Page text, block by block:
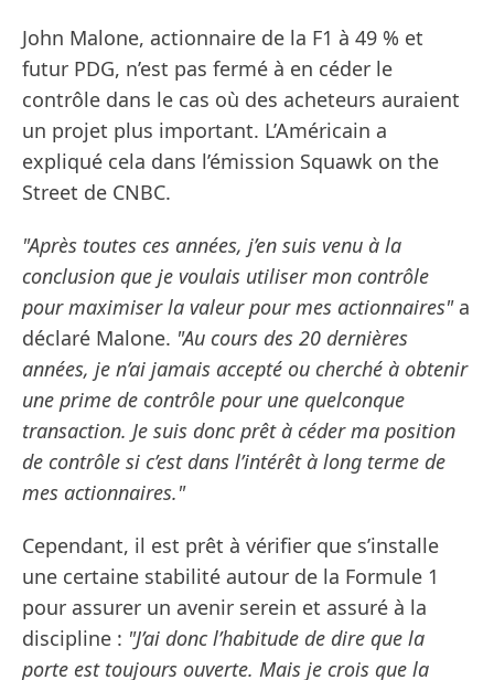
John Malone, actionnaire de la F1 à 49 % et
futur PDG, n’est pas fermé à en céder le
contrôle dans le cas où des acheteurs auraient
un projet plus important. L’Américain a
expliqué cela dans l’émission Squawk on the
Street de CNBC.
"Après toutes ces années, j’en suis venu à la
conclusion que je voulais utiliser mon contrôle
pour maximiser la valeur pour mes actionnaires"a
déclaré Malone. "Au cours des 20 dernières
années, je n’ai jamais accepté ou cherché à obtenir
une prime de contrôle pour une quelconque
transaction. Je suis donc prêt à céder ma position
de contrôle si c’est dans l’intérêt à long terme de
mes actionnaires."
Cependant, il est prêt à vérifier que s’installe
une certaine stabilité autour de la Formule 1
pour assurer un avenir serein et assuré à la
discipline : "J’ai donc l’habitude de dire que la
porte est toujours ouverte. Mais je crois que la